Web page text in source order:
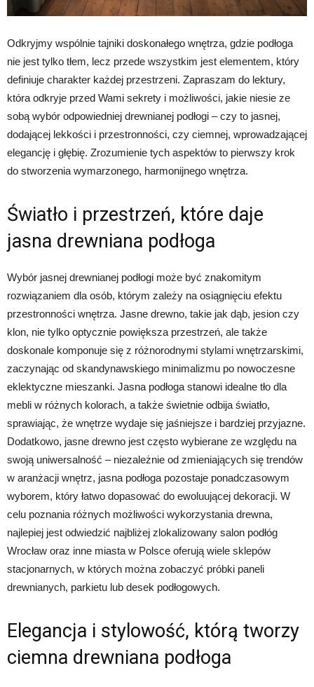
Odkryjmy wspólnie tajniki doskonałego wnętrza, gdzie podłoga
nie jest tylko tłem, lecz przede wszystkim jest elementem, który
definiuje charakter każdej przestrzeni. Zapraszam do lektury,
która odkryje przed Wami sekrety i możliwości, jakie niesie ze
sobą wybór odpowiedniej drewnianej podłogi – czy to jasnej,
dodającej lekkości i przestronności, czy ciemnej, wprowadzającej
elegancję i głębię. Zrozumienie tych aspektów to pierwszy krok
do stworzenia wymarzonego, harmonijnego wnętrza.
Światło i przestrzeń, które daje
jasna drewniana podłoga
Wybór jasnej drewnianej podłogi może być znakomitym
rozwiązaniem dla osób, którym zależy na osiągnięciu efektu
przestronności wnętrza. Jasne drewno, takie jak dąb, jesion czy
klon, nie tylko optycznie powiększa przestrzeń, ale także
doskonale komponuje się z różnorodnymi stylami wnętrzarskimi,
zaczynając od skandynawskiego minimalizmu po nowoczesne
eklektyczne mieszanki. Jasna podłoga stanowi idealne tło dla
mebli w różnych kolorach, a także świetnie odbija światło,
sprawiając, że wnętrze wydaje się jaśniejsze i bardziej przyjazne.
Dodatkowo, jasne drewno jest często wybierane ze względu na
swoją uniwersalność – niezależnie od zmieniających się trendów
w aranżacji wnętrz, jasna podłoga pozostaje ponadczasowym
wyborem, który łatwo dopasować do ewoluującej dekoracji. W
celu poznania różnych możliwości wykorzystania drewna,
najlepiej jest odwiedzić najbliżej zlokalizowany salon podłóg
Wrocław oraz inne miasta w Polsce oferują wiele sklepów
stacjonarnych, w których można zobaczyć próbki paneli
drewnianych, parkietu lub desek podłogowych.
Elegancja i stylowość, którą tworzy
ciemna drewniana podłoga